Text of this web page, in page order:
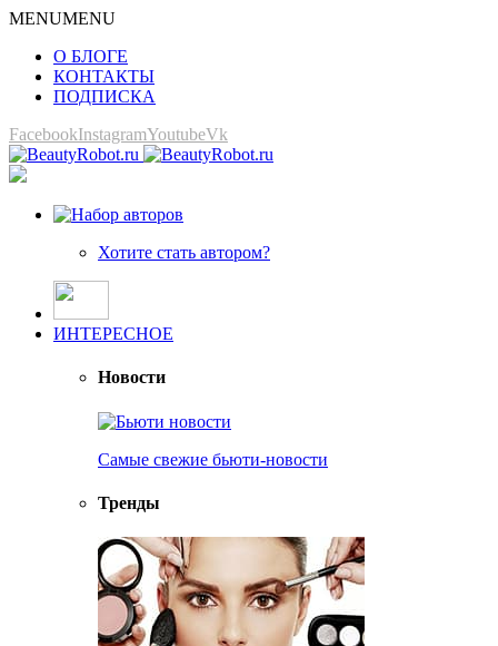
MENUMENU
О БЛОГЕ
КОНТАКТЫ
ПОДПИСКА
FacebookInstagramYoutubeVk
Хотите стать автором?
ИНТЕРЕСНОЕ
Новости
Самые свежие бьюти-новости
Тренды